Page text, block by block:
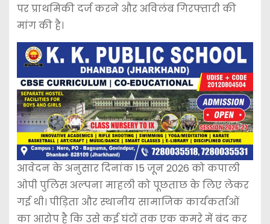
पर प्राथमिकी दर्ज करने और अविलंब गिरफ्तारी की
मांग की है।
आवेदन के अनुसार दिनांक 15 जून 2026 को कपाली
ओपी पुलिस अल्पना माहली को पूछताछ के लिए लेकर
गई थी। पीड़िता और स्थानीय सामाजिक कार्यकर्ताओं
का आरोप है कि उसे कई घंटों तक एक कमरे में बंद कर